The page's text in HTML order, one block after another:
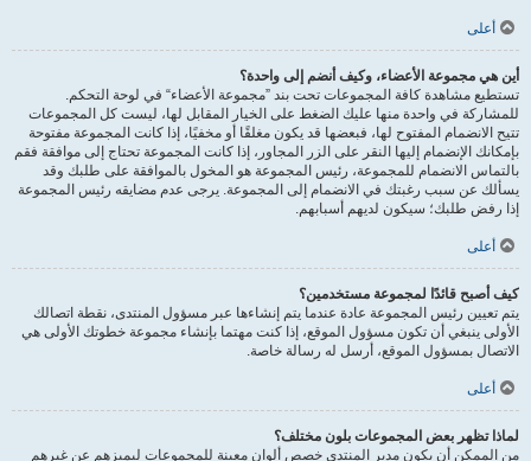
أعلى
أين هي مجموعة الأعضاء، وكيف أنضم إلى واحدة؟
تستطيع مشاهدة كافة المجموعات تحت بند ”مجموعة الأعضاء“ في لوحة التحكم.
للمشاركة في واحدة منها عليك الضغط على الخيار المقابل لها، ليست كل المجموعات
تتيح الانضمام المفتوح لها، فبعضها قد يكون مغلقًا أو مخفيًا، إذا كانت المجموعة مفتوحة
بإمكانك الإنضمام إليها النقر على الزر المجاور، إذا كانت المجموعة تحتاج إلى موافقة فقم
بالتماس الانضمام للمجموعة، رئيس المجموعة هو المخول بالموافقة على طلبك وقد
يسألك عن سبب رغبتك في الانضمام إلى المجموعة. يرجى عدم مضايقه رئيس المجموعة
إذا رفض طلبك؛ سيكون لديهم أسبابهم.
أعلى
كيف أصبح قائدًا لمجموعة مستخدمين؟
يتم تعيين رئيس المجموعة عادة عندما يتم إنشاءها عبر مسؤول المنتدى، نقطة اتصالك
الأولى ينبغي أن تكون مسؤول الموقع، إذا كنت مهتما بإنشاء مجموعة خطوتك الأولى هي
الاتصال بمسؤول الموقع، أرسل له رسالة خاصة.
أعلى
لماذا تظهر بعض المجموعات بلون مختلف؟
من الممكن أن يكون مدير المنتدى خصص ألوان معينة للمجموعات ليميزهم عن غيرهم